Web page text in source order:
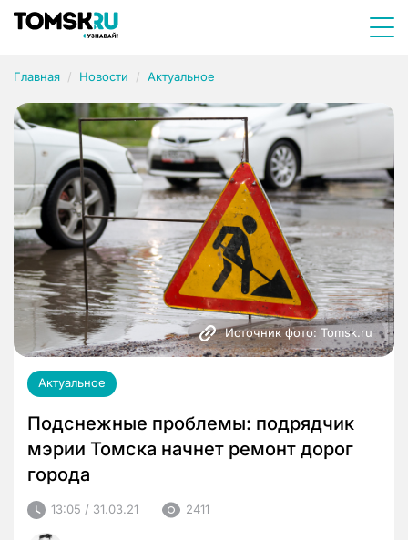
Главная Новости Актуальное
Источник фото: Tomsk.ru
Актуальное
Подснежные проблемы: подрядчик
мэрии Томска начнет ремонт дорог
города
13:05 / 31.03.21 2411